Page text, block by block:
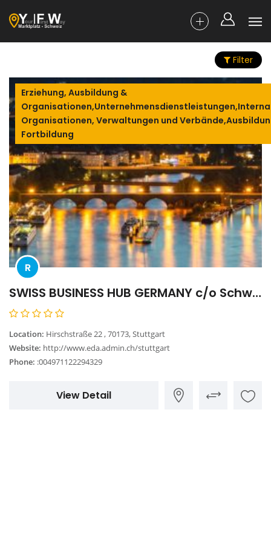
Filter
Erziehung, Ausbildung &
Organisationen, Verwaltungen und
Fortbildung
R
SWISS BUSINESS HUB GERMANY c/o Schweizerisches Generalkonsulat
Location: Hirschstraße 22 , 70173, Stuttgart
Website: http://www.eda.admin.ch/stuttgart
Phone: :004971122294329
View Detail